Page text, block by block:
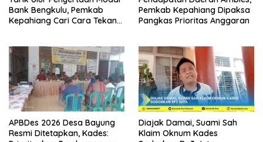
Bank Bengkulu, Pemkab
Kepahiang Cari Cara Tekan
Pemkab Kepahiang Dipaksa
Pangkas Prioritas Anggaran
APBDes 2026 Desa Bayung
Resmi Ditetapkan, Kades:
Diajak Damai, Suami Sah
Klaim Oknum Kades